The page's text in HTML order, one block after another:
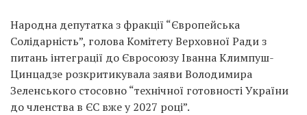
Народна депутатка з фракції “Європейська
Солідарність”, голова Комітету Верховної Ради з
питань інтеграції до Євросоюзу Іванна Климпуш-
Цинцадзе розкритикувала заяви Володимира
Зеленського стосовно “технічної готовності України
до членства в ЄС вже у 2027 році”.